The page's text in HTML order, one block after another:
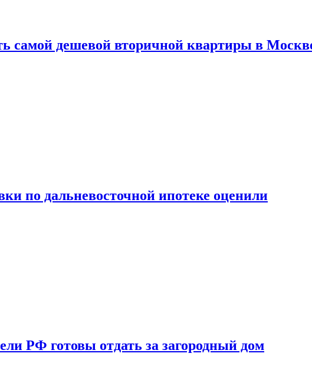
самой дешевой вторичной квартиры в
по дальневосточной ипотеке оценили
РФ готовы отдать за загородный дом